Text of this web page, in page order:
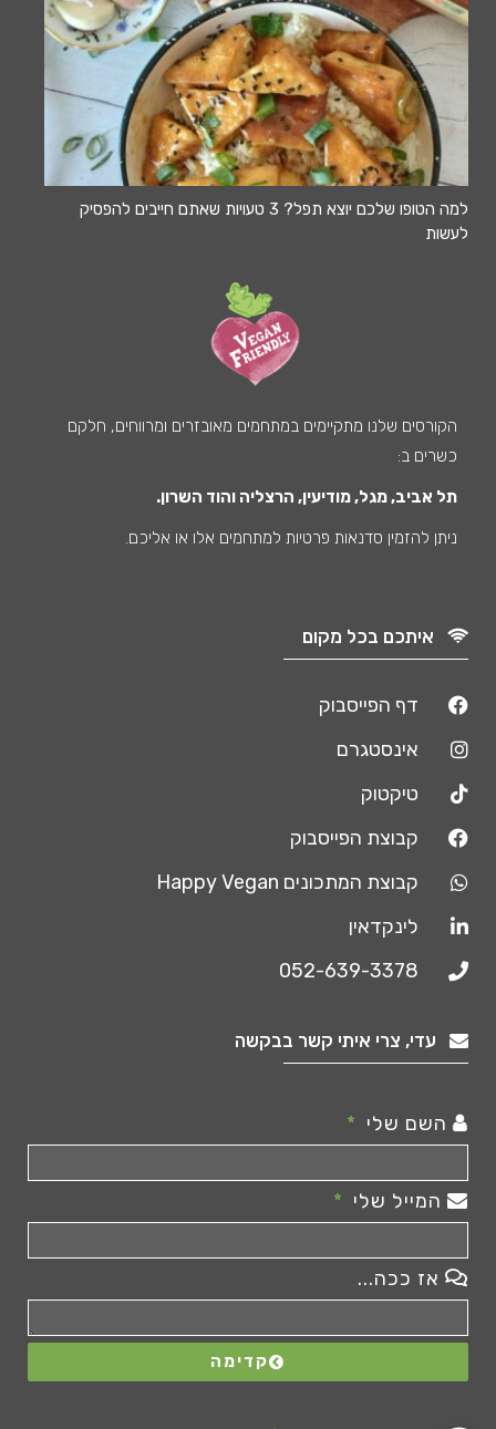
למה הטופו שלכם יוצא תפל? 3 טעויות שאתם חייבים להפסיק
לעשות
הקורסים שלנו מתקיימים במתחמים מאובזרים ומרווחים, חלקם
כשרים ב:
תל אביב, מגל, מודיעין, הרצליה והוד השרון.
ניתן להזמין סדנאות פרטיות למתחמים אלו או אליכם.
איתכם בכל מקום
דף הפייסבוק
אינסטגרם
טיקטוק
קבוצת הפייסבוק
קבוצת המתכונים Happy Vegan
לינקדאין
052-639-3378
עדי, צרי איתי קשר בבקשה
השם שלי
המייל שלי
אז ככה...
קדימה